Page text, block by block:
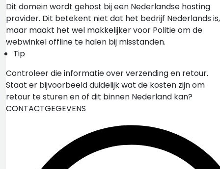
Dit domein wordt gehost bij een Nederlandse hosting
provider. Dit betekent niet dat het bedrijf Nederlands is,
maar maakt het wel makkelijker voor Politie om de
webwinkel offline te halen bij misstanden.
Tip
Controleer die informatie over verzending en retour.
Staat er bijvoorbeeld duidelijk wat de kosten zijn om
retour te sturen en of dit binnen Nederland kan?
CONTACTGEGEVENS